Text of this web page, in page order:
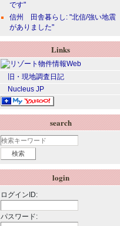
です"
信州 田舎暮らし: "北信/強い地震
がありました"
Links
旧・現地調査日記
Nucleus JP
search
login
ログインID:
パスワード: